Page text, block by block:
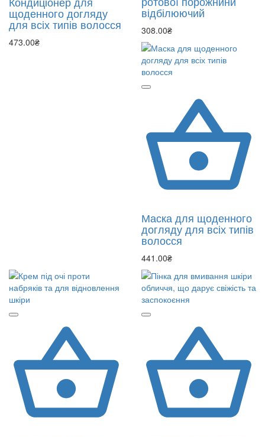
щоденного догляду
для всіх типів волосся
473.00₴
відбілюючий
308.00₴
Маска для щоденного
догляду для всіх типів
волосся
441.00₴